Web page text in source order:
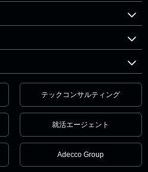
テックコンサルティング
就活エージェント
Adecco Group